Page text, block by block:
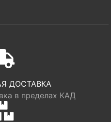
ДОСТАВКА
в пределах КАД